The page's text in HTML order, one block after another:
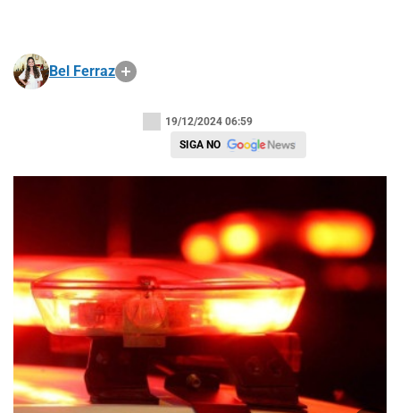
Bel Ferraz
19/12/2024 06:59
SIGA NO